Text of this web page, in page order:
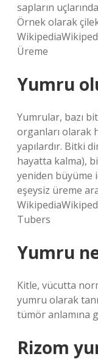
sapların
Örnek olarak
Üreme
Yumru
Yumrular, bazı
organları olarak
yapılardır. Bitki
hayatta kalma),
yeniden büyüme
eşeysiz üreme
Tubers
Yumru
Kitle, vücutta
yumru olarak
tümör anlamına
Rizom